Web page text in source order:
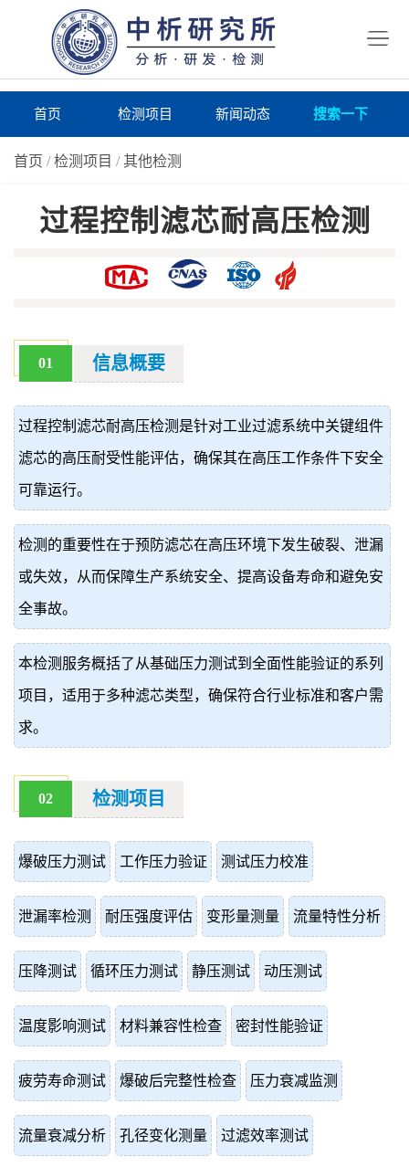
首页 检测项目 新闻动态 搜索一下
首页 /检测项目 /其他检测
过程控制滤芯耐高压检测
01 信息概要
过程控制滤芯耐高压检测是针对工业过滤系统中关键组件
滤芯的高压耐受性能评估，确保其在高压工作条件下安全
可靠运行。
检测的重要性在于预防滤芯在高压环境下发生破裂、泄漏
或失效，从而保障生产系统安全、提高设备寿命和避免安
全事故。
本检测服务概括了从基础压力测试到全面性能验证的系列
项目，适用于多种滤芯类型，确保符合行业标准和客户需
求。
02 检测项目
爆破压力测试 工作压力验证 测试压力校准
泄漏率检测 耐压强度评估 变形量测量 流量特性分析
压降测试 循环压力测试 静压测试 动压测试
温度影响测试 材料兼容性检查 密封性能验证
疲劳寿命测试 爆破后完整性检查 压力衰减监测
流量衰减分析 孔径变化测量 过滤效率测试
价
真
伪
询